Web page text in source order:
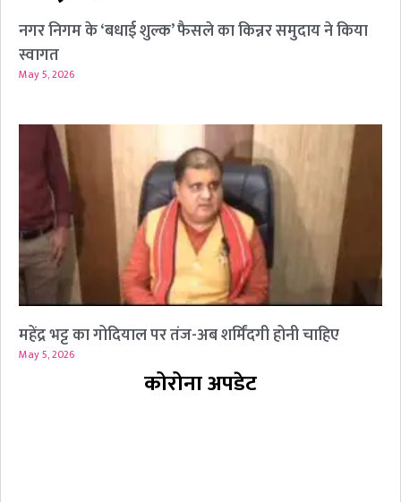
नगर निगम के ‘बधाई शुल्क’ फैसले का किन्नर समुदाय ने किया
स्वागत
May 5, 2026
महेंद्र भट्ट का गोदियाल पर तंज-अब शर्मिंदगी होनी चाहिए
May 5, 2026
कोरोना अपडेट